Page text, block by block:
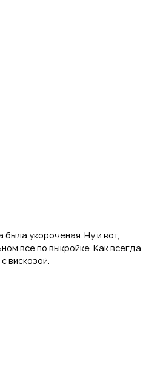
укороченая. Ну и вот,
все по выкройке. Как всегда
вискозой.